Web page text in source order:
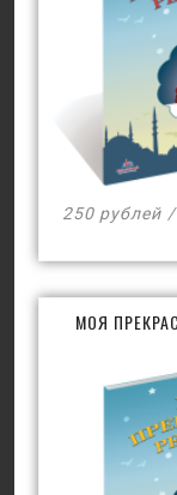
250 рублей
МОЯ